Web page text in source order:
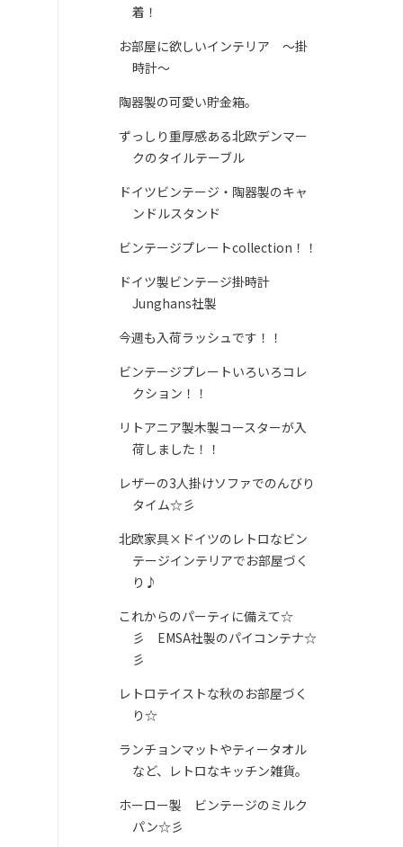
着！
お部屋に欲しいインテリア ～掛
時計～
陶器製の可愛い貯金箱。
ずっしり重厚感ある北欧デンマー
クのタイルテーブル
ドイツビンテージ・陶器製のキャ
ンドルスタンド
ビンテージプレートcollection！！
ドイツ製ビンテージ掛時計
Junghans社製
今週も入荷ラッシュです！！
ビンテージプレートいろいろコレ
クション！！
リトアニア製木製コースターが入
荷しました！！
レザーの3人掛けソファでのんびり
タイム☆彡
北欧家具×ドイツのレトロなビン
テージインテリアでお部屋づく
り♪
これからのパーティに備えて☆
彡 EMSA社製のパイコンテナ☆
彡
レトロテイストな秋のお部屋づく
り☆
ランチョンマットやティータオル
など、レトロなキッチン雑貨。
ホーロー製 ビンテージのミルク
パン☆彡